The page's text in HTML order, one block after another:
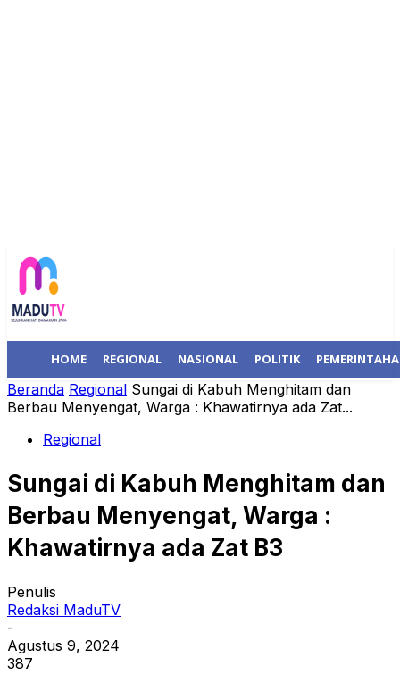
HOME REGIONAL NASIONAL POLITIK
Beranda Regional Sungai di Kabuh Menghitam dan
Berbau Menyengat, Warga : Khawatirnya ada Zat...
Regional
Sungai di Kabuh Menghitam dan
Berbau Menyengat, Warga :
Khawatirnya ada Zat B3
Penulis
Redaksi MaduTV
-
Agustus 9, 2024
387